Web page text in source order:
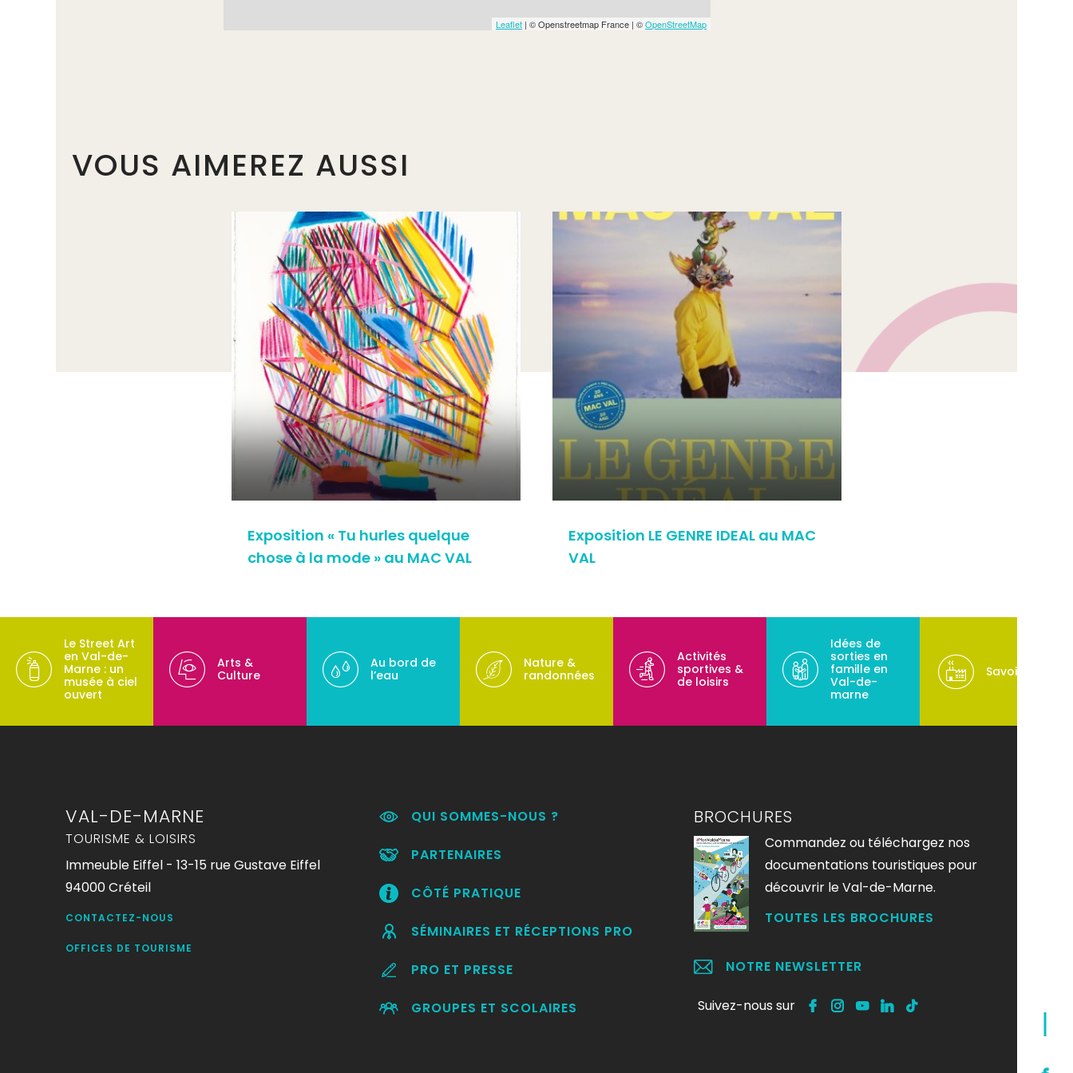
Leaflet | © Openstreetmap France | ©OpenStreetMap
VOUS AIMEREZ AUSSI
Exposition « Tu hurles quelque
chose à la mode » au MAC VAL
Exposition LE GENRE IDEAL au MAC
VAL
Le Street Art
en Val-de-
Marne : un
musée à ciel
ouvert
Arts &
Culture
Au bord de
l’eau
Nature &
randonnées
Activités
sportives &
de loisirs
Idées de
sorties en
famille en
Val-de-
marne
Savoir-faire
VAL-DE-MARNE
TOURISME & LOISIRS
Immeuble Eiffel - 13-15 rue Gustave Eiffel
94000 Créteil
CONTACTEZ-NOUS
OFFICES DE TOURISME
QUI SOMMES-NOUS ?
PARTENAIRES
CÔTÉ PRATIQUE
SÉMINAIRES ET RÉCEPTIONS PRO
PRO ET PRESSE
GROUPES ET SCOLAIRES
BROCHURES
Commandez ou téléchargez nos
documentations touristiques pour
découvrir le Val-de-Marne.
TOUTES LES BROCHURES
NOTRE NEWSLETTER
Suivez-nous sur